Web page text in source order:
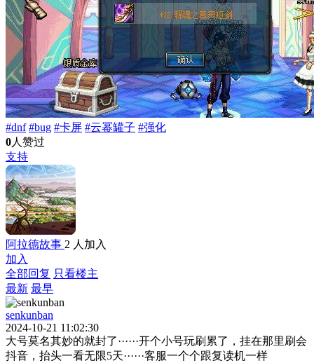
#dnf #bug #卡屏 #云幂罐子 #强化
0人赞过
支持
阿拉德故事 2 人加入
加入
全部回复 只看楼主
最新 最早
senkunban
2024-10-21 11:02:30
大号莫名其妙的就封了······开个小号玩刷累了，挂在那里刷会
抖音，抬头一看无限5天······客服一个个跟复读机一样